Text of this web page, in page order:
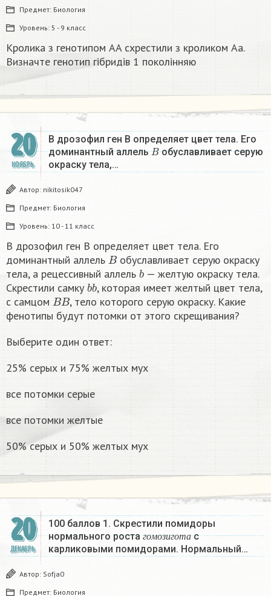
Предмет: Биология
Уровень: 5 - 9 класс
Кролика з генотипом AA схрестили з кроликом Aa.
Визначте генотип гібридів 1 поколінняю​
20
НОЯБРЬ
В дрозофил ген B определяет цвет тела. Его
доминантный аллельBобуславливает серую
окраску тела,…
Автор: nikitosik047
Предмет: Биология
Уровень: 10 - 11 класс
В дрозофил ген B определяет цвет тела. Его
доминантный аллель B обуславливает серую окраску
тела, а рецессивный аллель b — желтую окраску тела.
Скрестили самку bb, которая имеет желтый цвет тела,
с самцом BB , тело которого серую окраску. Какие
фенотипы будут потомки от этого скрещивания?
Выберите один ответ:
25% серых и 75% желтых мух
все потомки серые
все потомки желтые
50% серых и 50% желтых мух
20
ДЕКАБРЬ
100 баллов 1. Скрестили помидоры
нормального роста
гомо зи го т а
гомозигота
с
карликовыми помидорами. Нормальный…
Автор: Sofja0
Предмет: Биология